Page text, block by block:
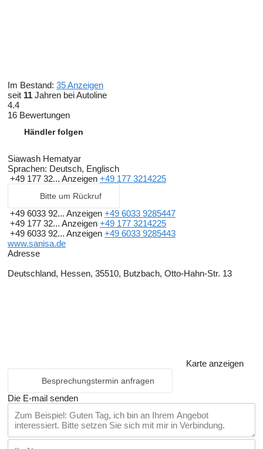
Im Bestand: 35 Anzeigen
seit 11 Jahren bei Autoline
4.4
16 Bewertungen
Händler folgen
Siawash Hematyar
Sprachen: Deutsch, Englisch
+49 177 32... Anzeigen +49 177 3214225
Bitte um Rückruf
+49 6033 92... Anzeigen +49 6033 9285447
+49 177 32... Anzeigen +49 177 3214225
+49 6033 92... Anzeigen +49 6033 9285443
www.sanisa.de
Adresse
Deutschland, Hessen, 35510, Butzbach, Otto-Hahn-Str. 13
Karte anzeigen
Besprechungstermin anfragen
Die E-mail senden